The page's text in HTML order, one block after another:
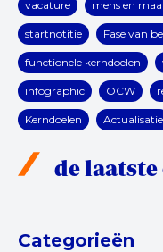
de
Categorieën
vacature mens en
startnotitie Fase van
functionele kerndoelen
infographic OCW
Kerndoelen Actualisatie